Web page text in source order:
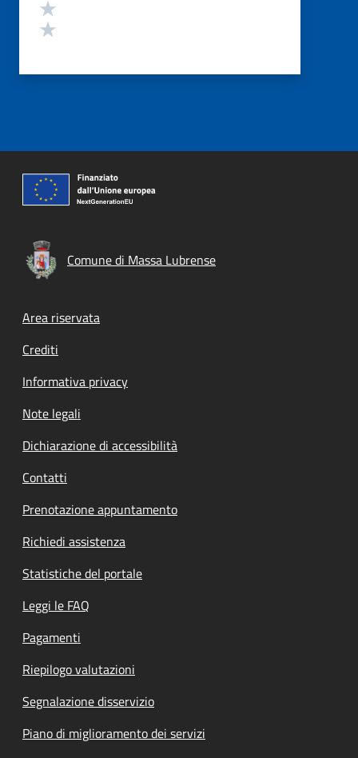
Comune di Massa Lubrense
Footer menu
Area riservata
Crediti
Informativa privacy
Note legali
Dichiarazione di accessibilità
Contatti
Prenotazione appuntamento
Richiedi assistenza
Statistiche del portale
Leggi le FAQ
Pagamenti
Riepilogo valutazioni
Segnalazione disservizio
Piano di miglioramento dei servizi